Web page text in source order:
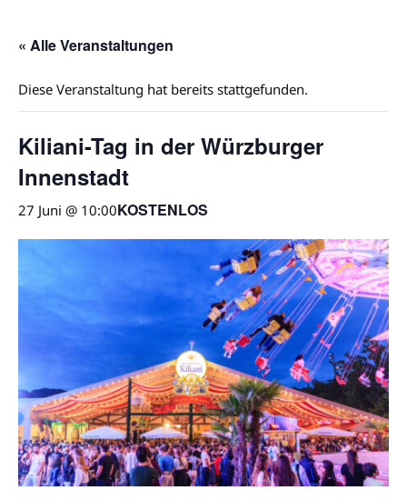
« Alle Veranstaltungen
Diese Veranstaltung hat bereits stattgefunden.
Kiliani-Tag in der Würzburger
Innenstadt
27 Juni @ 10:00KOSTENLOS